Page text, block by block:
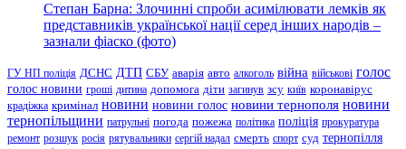
Степан Барна: Злочинні спроби асимілювати лемків як
представників української нації серед інших народів –
зазнали фіаско (фото)
ГУ НП поліція ДСНС ДТП СБУ аварія авто алкоголь війна військові голос
голос новини гроші дитина допомога діти загинув зсу київ коронавірус
крадіжка кримінал новини новини голос новини тернополя новини
тернопільщини патрульні погода пожежа політика поліція прокуратура
ремонт розшук росія рятувальники сергій надал смерть спорт суд тернопілля